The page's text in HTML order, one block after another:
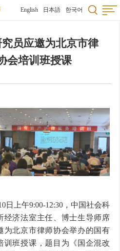
English 日本語 한국어
员应邀为北京市律
会培训班授课
日上午9:00-12:30 ，中国社会科
经济法室主任、博士生导师席
为北京市律师协会举办的国有
训班授课，题目为《国企混改